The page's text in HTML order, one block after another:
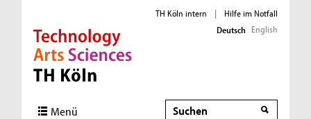
Direkt zur Hauptnavigation
Direkt zur Subnavigation
Direkt zum Inhalt
Direkt zum Fußbereich
TH Köln intern |
Hilfe im Notfall
Deutsch English
Menü Suche